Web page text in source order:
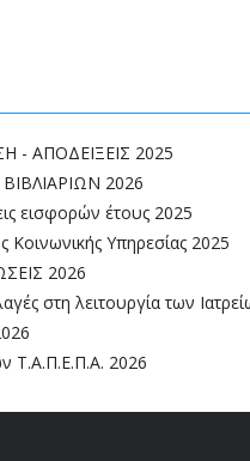
- ΑΠΟΔΕΙΞΕΙΣ 2025
2026
εισφορών έτους 2025
Κοινωνικής Υπηρεσίας 2025
2026
στη λειτουργία των
Τ.Α.Π.Ε.Π.Α. 2026